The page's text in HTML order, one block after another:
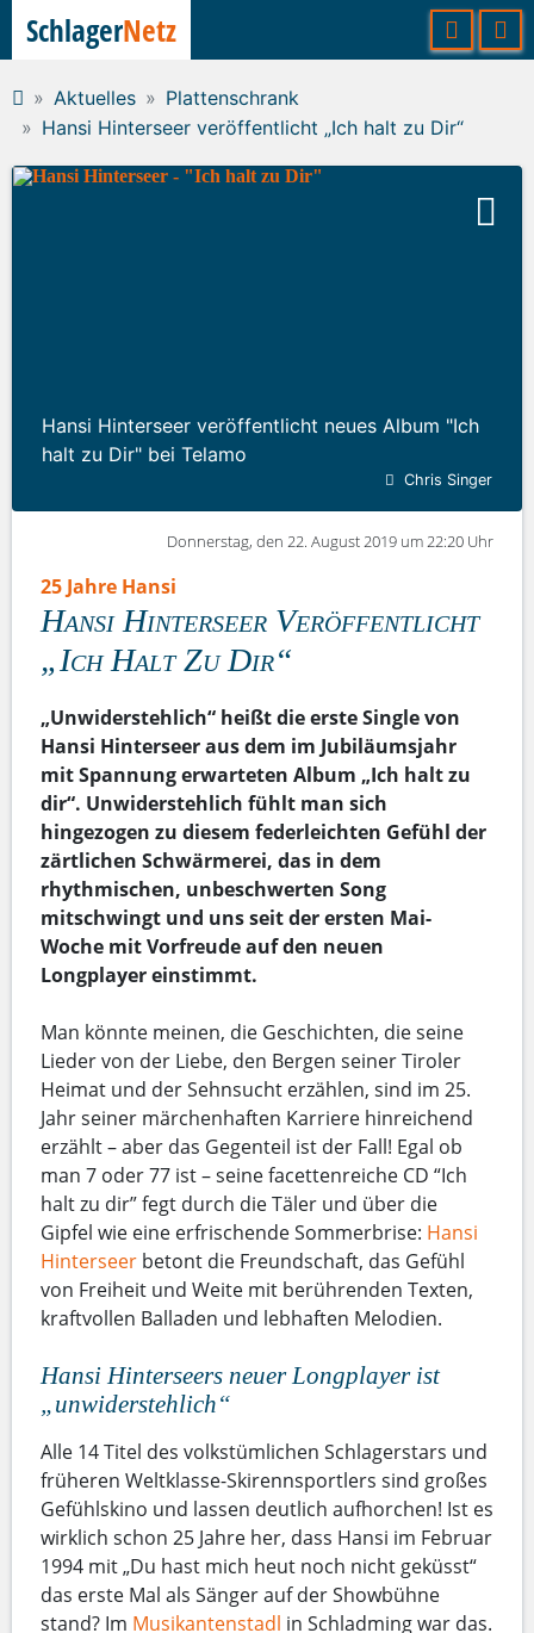
Aktuelles
Plattenschrank
Hansi Hinterseer veröffentlicht „Ich halt zu Dir“
Hansi Hinterseer veröffentlicht neues Album "Ich
halt zu Dir" bei Telamo
Chris Singer
Donnerstag, den 22. August 2019 um 22:20 Uhr
25 Jahre Hansi
Hansi Hinterseer Veröffentlicht
„Ich Halt Zu Dir“
„Unwiderstehlich“ heißt die erste Single von
Hansi Hinterseer aus dem im Jubiläumsjahr
mit Spannung erwarteten Album „Ich halt zu
dir“. Unwiderstehlich fühlt man sich
hingezogen zu diesem federleichten Gefühl der
zärtlichen Schwärmerei, das in dem
rhythmischen, unbeschwerten Song
mitschwingt und uns seit der ersten Mai-
Woche mit Vorfreude auf den neuen
Longplayer einstimmt.
Man könnte meinen, die Geschichten, die seine
Lieder von der Liebe, den Bergen seiner Tiroler
Heimat und der Sehnsucht erzählen, sind im 25.
Jahr seiner märchenhaften Karriere hinreichend
erzählt – aber das Gegenteil ist der Fall! Egal ob
man 7 oder 77 ist – seine facettenreiche CD “Ich
halt zu dir” fegt durch die Täler und über die
Gipfel wie eine erfrischende Sommerbrise: Hansi
Hinterseer betont die Freundschaft, das Gefühl
von Freiheit und Weite mit berührenden Texten,
kraftvollen Balladen und lebhaften Melodien.
Hansi Hinterseers neuer Longplayer ist
„unwiderstehlich“
Alle 14 Titel des volkstümlichen Schlagerstars und
früheren Weltklasse-Skirennsportlers sind großes
Gefühlskino und lassen deutlich aufhorchen! Ist es
wirklich schon 25 Jahre her, dass Hansi im Februar
1994 mit „Du hast mich heut noch nicht geküsst“
das erste Mal als Sänger auf der Showbühne
stand? Im Musikantenstadl in Schladming war das.
SchlagerNetz